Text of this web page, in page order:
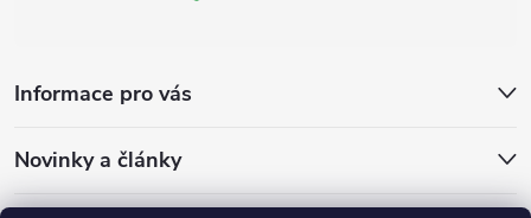
Informace pro vás
Novinky a články